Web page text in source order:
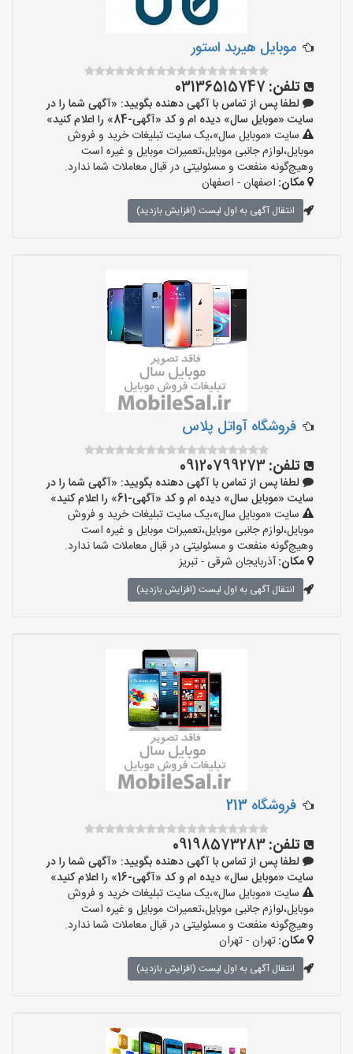
موبایل هیربد استور
تلفن: 03136515747
لطفا پس از تماس با آگهی دهنده بگویید: «آگهی شما را در
سایت «موبایل سال» دیده ام و کد «آگهی-84» را اعلام کنید»
سایت «موبایل سال»،یک سایت تبلیغات خرید و فروش
موبایل،لوازم جانبی موبایل،تعمیرات موبایل و غیره است
وهیچ‌گونه منفعت و مسئولیتی در قبال معاملات شما ندارد.
مکان: اصفهان - اصفهان
انتقال آگهی به اول لیست (افزایش بازدید)
فروشگاه آواتل پلاس
تلفن:09120799273
لطفا پس از تماس با آگهی دهنده بگویید: «آگهی شما را در
سایت «موبایل سال» دیده ام و کد «آگهی-61» را اعلام کنید»
سایت «موبایل سال»،یک سایت تبلیغات خرید و فروش
موبایل،لوازم جانبی موبایل،تعمیرات موبایل و غیره است
وهیچ‌گونه منفعت و مسئولیتی در قبال معاملات شما ندارد.
مکان:آذربایجان شرقی - تبریز
انتقال آگهی به اول لیست (افزایش بازدید)
فروشگاه 213
تلفن:09198573283
لطفا پس از تماس با آگهی دهنده بگویید: «آگهی شما را در
سایت «موبایل سال» دیده ام و کد «آگهی-16» را اعلام کنید»
سایت «موبایل سال»،یک سایت تبلیغات خرید و فروش
موبایل،لوازم جانبی موبایل،تعمیرات موبایل و غیره است
وهیچ‌گونه منفعت و مسئولیتی در قبال معاملات شما ندارد.
مکان:تهران - تهران
انتقال آگهی به اول لیست (افزایش بازدید)